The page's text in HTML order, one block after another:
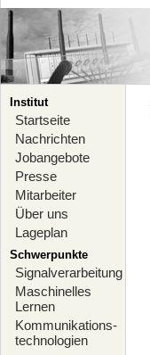
Institut
Startseite
Nachrichten
Jobangebote
Presse
Mitarbeiter
Über uns
Lageplan
Schwerpunkte
Signalverarbeitung
Maschinelles
Lernen
Kommunikations-
technologien